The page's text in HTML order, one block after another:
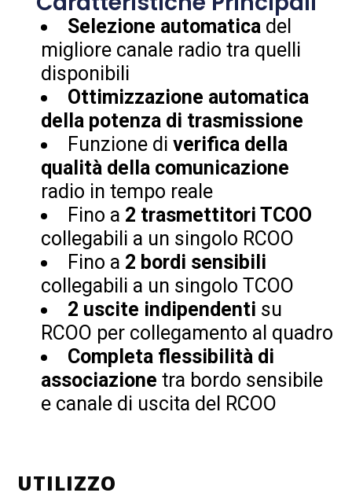
Selezione automatica del
migliore canale radio tra quelli
disponibili
Ottimizzazione automatica
della potenza di trasmissione
Funzione diverifica della
qualità della comunicazione
radio in tempo reale
Fino a 2 trasmettitori TCOO
collegabili a un singolo RCOO
Fino a 2 bordi sensibili
collegabili a un singolo TCOO
2 uscite indipendenti su
RCOO per collegamento al quadro
Completa flessibilità di
associazione tra bordo sensibile
e canale di uscita del RCOO
UTILIZZO